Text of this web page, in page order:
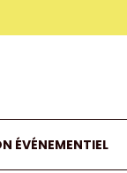
ÉVÉNEMENTIEL